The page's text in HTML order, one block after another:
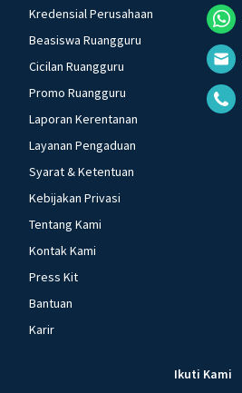
Kredensial Perusahaan
Beasiswa Ruangguru
Cicilan Ruangguru
Promo Ruangguru
Laporan Kerentanan
Layanan Pengaduan
Syarat & Ketentuan
Kebijakan Privasi
Tentang Kami
Kontak Kami
Press Kit
Bantuan
Karir
Ikuti Kami